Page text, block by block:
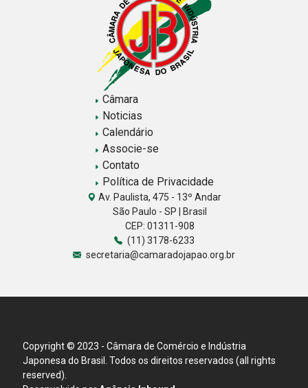
Câmara
Noticias
Calendário
Associe-se
Contato
Política de Privacidade
Av. Paulista, 475 - 13º Andar
São Paulo - SP | Brasil
CEP: 01311-908
(11) 3178-6233
secretaria@camaradojapao.org.br
Copyright © 2023 - Câmara de Comércio e Indústria
Japonesa do Brasil. Todos os direitos reservados (all rights
reserved).